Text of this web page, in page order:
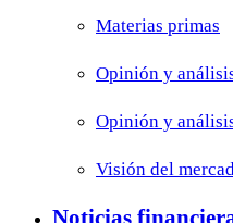
Materias primas
Opinión y
Opinión y
Visión del
Noticias